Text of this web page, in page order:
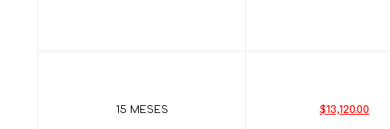
15 MESES $13,120.00